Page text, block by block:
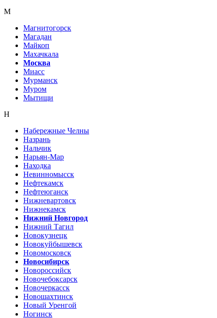
М
Магнитогорск
Магадан
Майкоп
Махачкала
Москва
Миасс
Мурманск
Муром
Мытищи
Н
Набережные Челны
Назрань
Нальчик
Нарьян-Мар
Находка
Невинномысск
Нефтекамск
Нефтеюганск
Нижневартовск
Нижнекамск
Нижний Новгород
Нижний Тагил
Новокузнецк
Новокуйбышевск
Новомосковск
Новосибирск
Новороссийск
Новочебоксарск
Новочеркасск
Новошахтинск
Новый Уренгой
Ногинск